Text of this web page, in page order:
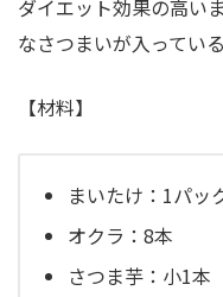
ダイエット効果の高い
なさつまいが入ってい
【材料】
まいたけ：1パッ
オクラ：8本
さつま芋：小1本